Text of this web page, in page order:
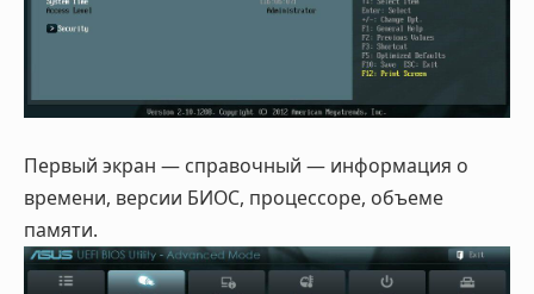
Первый экран — справочный — информация о
времени, версии БИОС, процессоре, объеме
памяти.